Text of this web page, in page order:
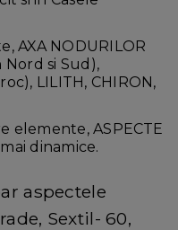
AXA NODURILOR
Nord si Sud),
LILITH, CHIRON,
elemente, ASPECTE
dinamice.
aspectele
Sextil- 60,